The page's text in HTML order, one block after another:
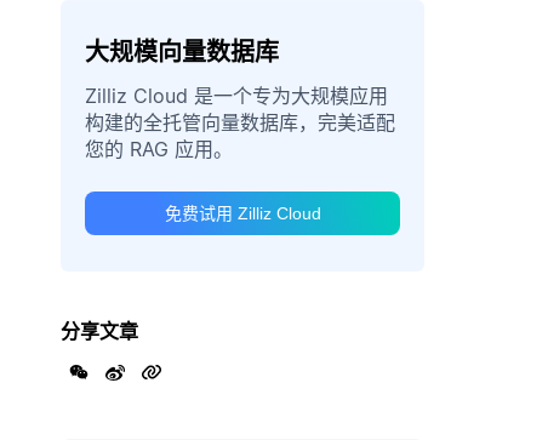
大规模向量数据库
Zilliz Cloud 是一个专为大规模应用
构建的全托管向量数据库，完美适配
您的 RAG 应用。
免费试用 Zilliz Cloud
分享文章